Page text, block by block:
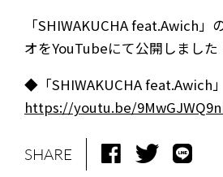
「SHIWAKUCHA feat.Awich」
オをYouTubeにて公開しました
◆「SHIWAKUCHA feat.Awich
https://youtu.be/
SHARE